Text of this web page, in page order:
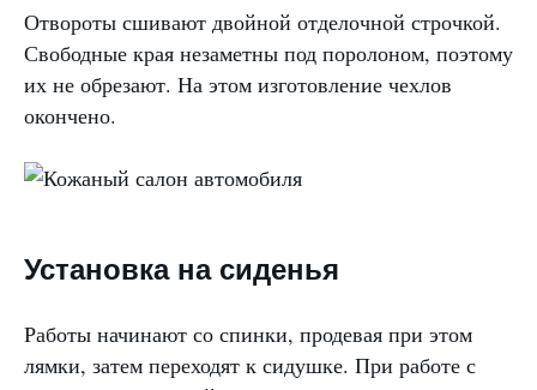
Отвороты сшивают двойной отделочной строчкой.
Свободные края незаметны под поролоном, поэтому
их не обрезают. На этом изготовление чехлов
окончено.
Установка на сиденья
Работы начинают со спинки, продевая при этом
лямки, затем переходят к сидушке. При работе с